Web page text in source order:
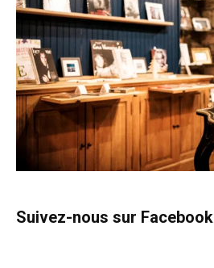
Suivez-nous sur Facebook